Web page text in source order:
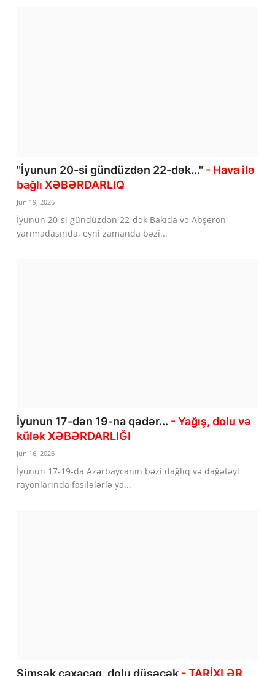
"İyunun 20-si gündüzdən 22-dək..." - Hava ilə
bağlı XƏBƏRDARLIQ
Jun 19, 2026
İyunun 20-si gündüzdən 22-dək Bakıda və Abşeron
yarımadasında, eyni zamanda bəzi...
İyunun 17-dən 19-na qədər... - Yağış, dolu və
külək XƏBƏRDARLIĞI
Jun 16, 2026
İyunun 17-19-da Azərbaycanın bəzi dağlıq və dağətəyi
rayonlarında fasilələrlə ya...
Şimşək çaxacaq, dolu düşəcək - TARİXLƏR